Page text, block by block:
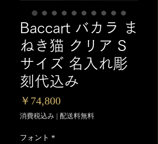
Baccart バカラ ま
ねき猫 クリア S
サイズ 名入れ彫
刻代込み
￥74,800価
格
消費税込み | 配送料無料
フォント *